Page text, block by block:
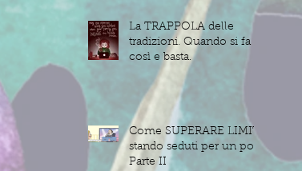
La TRAPPOLA delle
tradizioni. Quando si fa
così e basta.
Come SUPERARE LIMITI
stando seduti per un po'.
Parte II